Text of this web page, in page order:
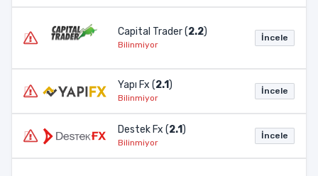
Capital Trader (2.2)
Bilinmiyor
İncele
Yapı Fx (2.1)
Bilinmiyor
İncele
Destek Fx (2.1)
Bilinmiyor
İncele